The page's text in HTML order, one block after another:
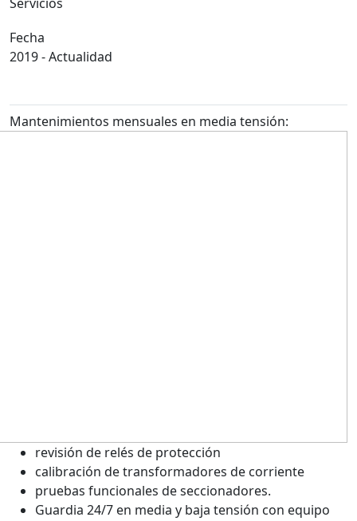
Fecha
2019 - Actualidad
Mantenimientos mensuales en media tensión:
revisión de relés de protección
calibración de transformadores de corriente
pruebas funcionales de seccionadores.
Guardia 24/7 en media y baja tensión con equipo